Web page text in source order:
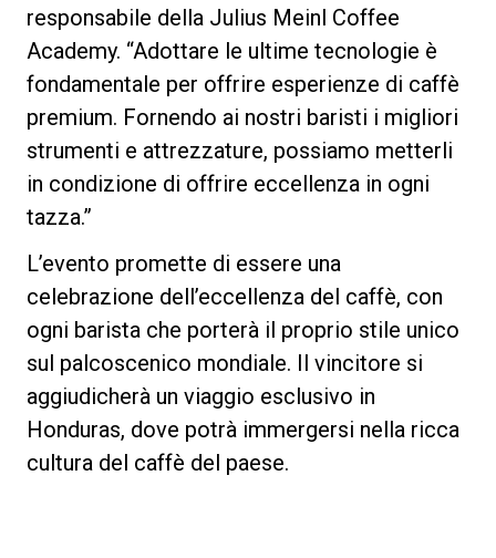
responsabile della Julius Meinl Coffee
Academy. “Adottare le ultime tecnologie è
fondamentale per offrire esperienze di caffè
premium. Fornendo ai nostri baristi i migliori
strumenti e attrezzature, possiamo metterli
in condizione di offrire eccellenza in ogni
tazza.”
L’evento promette di essere una
celebrazione dell’eccellenza del caffè, con
ogni barista che porterà il proprio stile unico
sul palcoscenico mondiale. Il vincitore si
aggiudicherà un viaggio esclusivo in
Honduras, dove potrà immergersi nella ricca
cultura del caffè del paese.